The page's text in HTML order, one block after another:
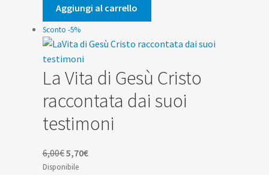
era:
10,00€.
è:
9,50€.
Aggiungi al carrello
Sconto -5%
La Vita di Gesù Cristo
raccontata dai suoi
testimoni
6,00€ Il
prezzo
5,70€Il
Disponibile